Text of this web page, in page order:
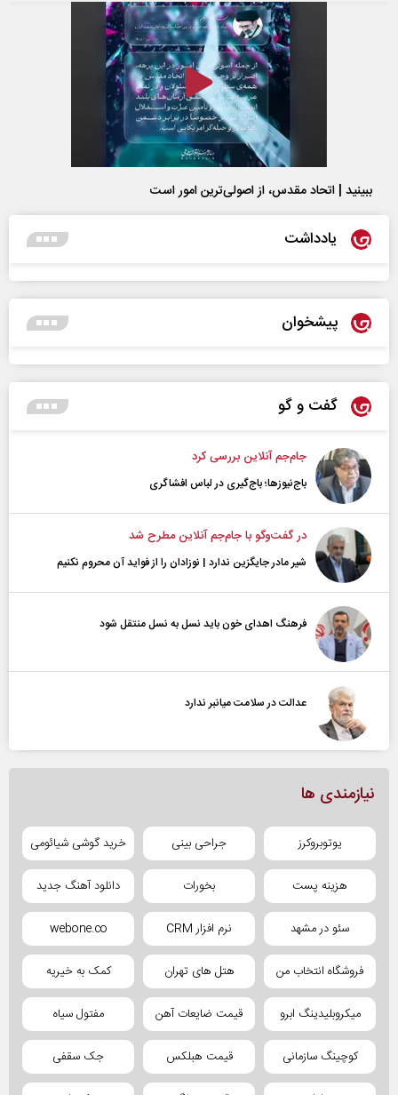
ببینید | اتحاد مقدس، از اصولی‌ترین امور است
یادداشت
پیشخوان
گفت و گو
جام‌جم آنلاین بررسی کرد
باج‌نیوزها؛ باج‌گیری در لباس افشاگری
در گفت‌و‌گو با جام‌جم آنلاین مطرح شد
شیر مادر جایگزین ندارد | نوزادان را از فواید آن محروم نکنیم
فرهنگ اهدای خون باید نسل به نسل منتقل شود
عدالت در سلامت میانبر ندارد
نیازمندی ها
یوتوبروکرز جراحی بینی خرید گوشی شیائومی
هزینه پست بخورات دانلود آهنگ جدید
سئو در مشهد نرم افزار CRM webone.co
فروشگاه انتخاب من هتل های تهران کمک به خیریه
میکروبلیدینگ ابرو قیمت ضایعات آهن مفتول سیاه
کوچینگ سازمانی قیمت هبلکس جک سقفی